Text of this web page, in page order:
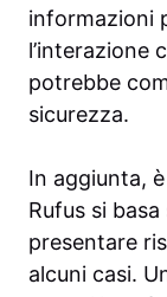
informazioni
l’interazione
potrebbe
sicurezza.
In aggiunta,
Rufus si
presentare
alcuni casi.